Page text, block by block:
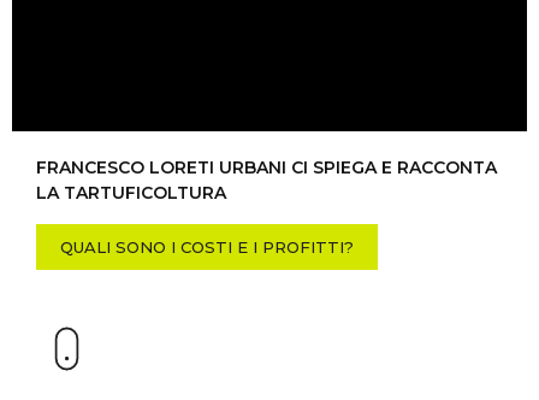
FRANCESCO LORETI URBANI CI SPIEGA E RACCONTA
LA TARTUFICOLTURA
QUALI SONO I COSTI E I PROFITTI?